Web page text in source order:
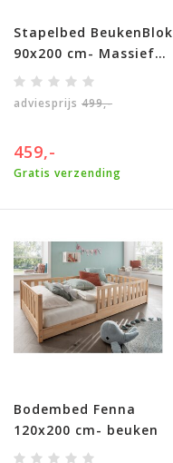
Stapelbed BeukenBlok
90x200 cm- Massief
houten kernbeuken
adviesprijs 499,-
459,-
Gratis verzending
Bodembed Fenna
120x200 cm- beuken